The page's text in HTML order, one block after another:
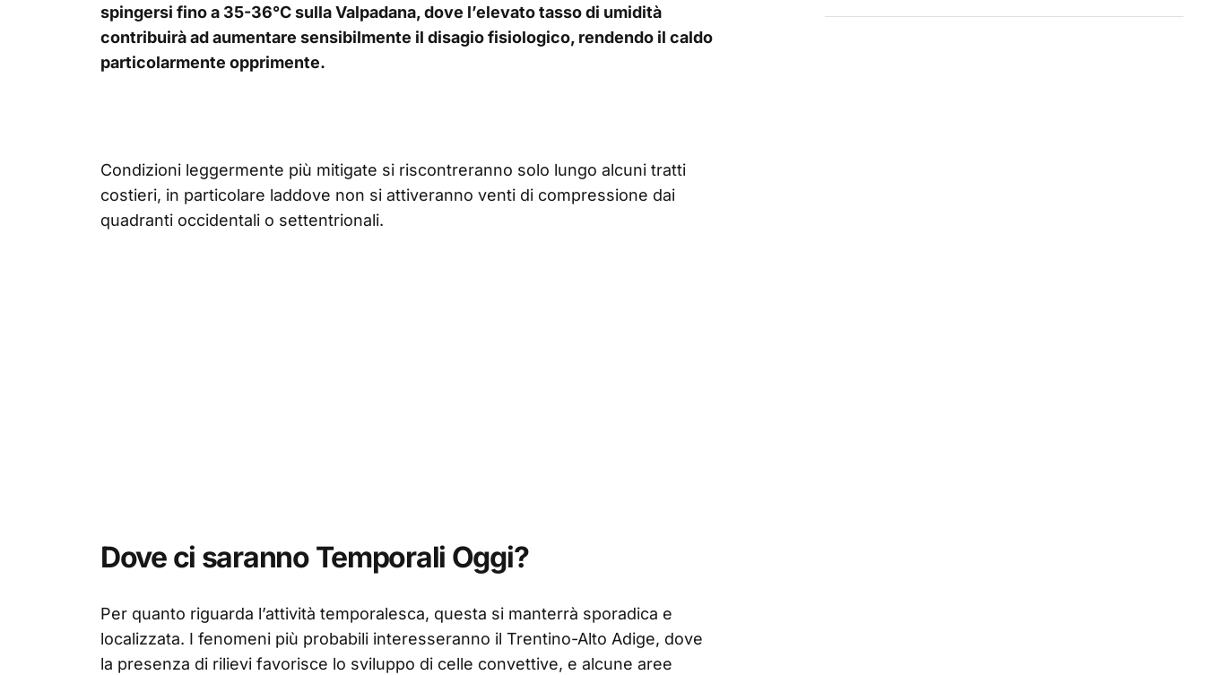
spingersi fino a 35-36°C sulla Valpadana, dove l’elevato tasso di umidità
contribuirà ad aumentare sensibilmente il disagio fisiologico, rendendo il caldo
particolarmente opprimente.
Condizioni leggermente più mitigate si riscontreranno solo lungo alcuni tratti
costieri, in particolare laddove non si attiveranno venti di compressione dai
quadranti occidentali o settentrionali.
Dove ci saranno Temporali Oggi?
Per quanto riguarda l’attività temporalesca, questa si manterrà sporadica e
localizzata. I fenomeni più probabili interesseranno il Trentino-Alto Adige, dove
la presenza di rilievi favorisce lo sviluppo di celle convettive, e alcune aree